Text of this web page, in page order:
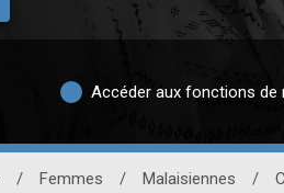
Accéder aux fonctions de
/ Femmes / Malaisiennes /